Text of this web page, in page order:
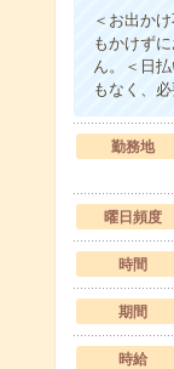
＜お出か
もかけず
ん。＜日
もなく、
勤務地
曜日頻度
時間
期間
時給